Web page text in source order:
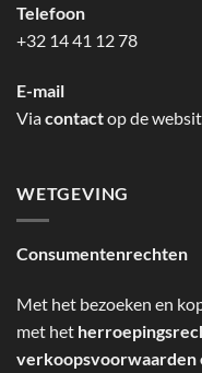
Telefoon
+32 14 41 12 78
E-mail
Viacontactop de
WETGEVING
Consumentenrechten
Met het bezoeken en
met het
verkoopsvoorwaarden